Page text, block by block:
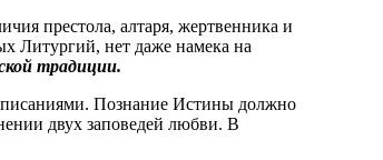
престола, алтаря, жертвенника и
Литургий, нет даже намека на
традиции.
Познание Истины должно
двух заповедей любви. В